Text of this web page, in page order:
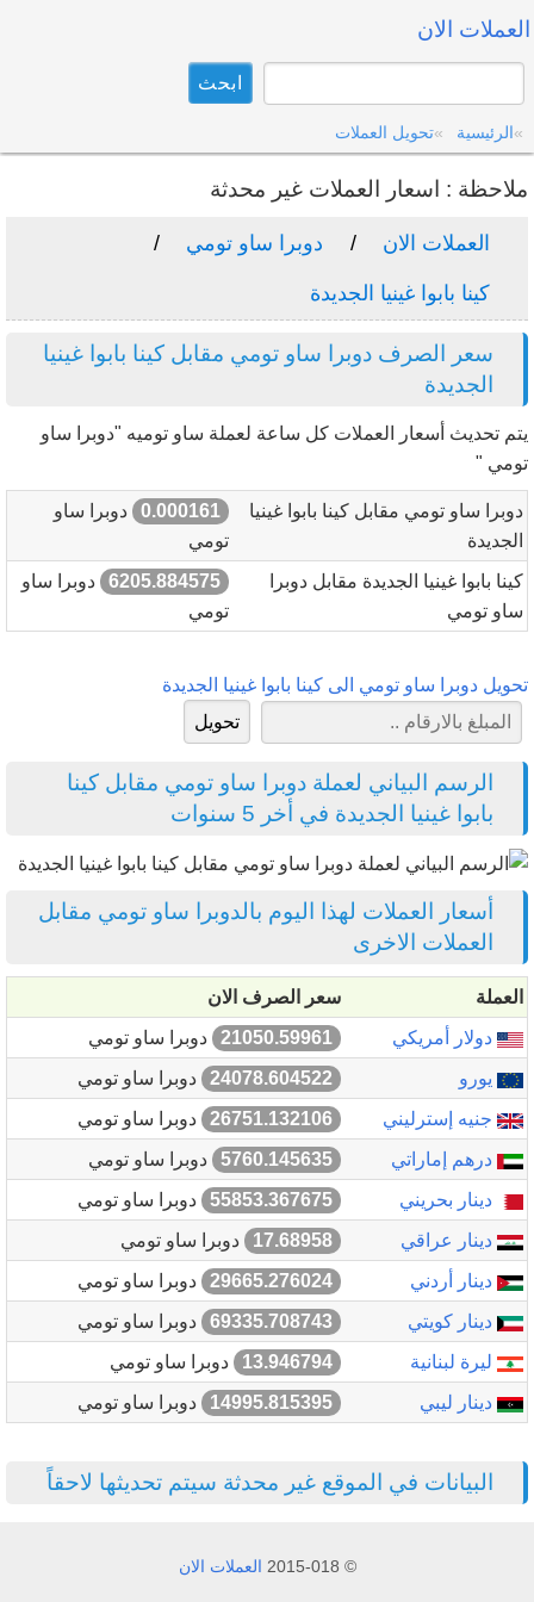
العملات الان
الرئيسية تحويل العملات
ملاحظة : اسعار العملات غير محدثة
العملات الان دوبرا ساو تومي
كينا بابوا غينيا الجديدة
سعر الصرف دوبرا ساو تومي مقابل كينا بابوا غينيا
الجديدة
يتم تحديث أسعار العملات كل ساعة لعملة ساو توميه "دوبرا ساو
تومي "
دوبرا ساو تومي مقابل كينا بابوا غينيا
الجديدة
0.000161
دوبرا ساو
تومي
كينا بابوا غينيا الجديدة مقابل دوبرا
ساو تومي
6205.884575
دوبرا ساو
تومي
تحويل دوبرا ساو تومي الى كينا بابوا غينيا الجديدة
الرسم البياني لعملة دوبرا ساو تومي مقابل كينا
بابوا غينيا الجديدة في أخر 5 سنوات
أسعار العملات لهذا اليوم بالدوبرا ساو تومي مقابل
العملات الاخرى
العملة
سعر الصرف الان
دولار أمريكي
21050.59961
دوبرا ساو تومي
يورو
24078.604522
دوبرا ساو تومي
جنيه إسترليني
26751.132106
دوبرا ساو تومي
درهم إماراتي
5760.145635
دوبرا ساو تومي
دينار بحريني
55853.367675
دوبرا ساو تومي
دينار عراقي
17.68958
دوبرا ساو تومي
دينار أردني
29665.276024
دوبرا ساو تومي
دينار كويتي
69335.708743
دوبرا ساو تومي
ليرة لبنانية
13.946794
دوبرا ساو تومي
دينار ليبي
14995.815395 دوبرا ساو تومي
البيانات في الموقع غير محدثة سيتم تحديثها لاحقاً
© 2015-018 العملات الان